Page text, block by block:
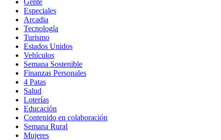
Especiales
Arcadia
Tecnología
Turismo
Estados Unidos
Vehículos
Semana Sostenible
Finanzas Personales
4 Patas
Salud
Loterías
Educación
Contenido en colaboración
Semana Rural
Mujeres